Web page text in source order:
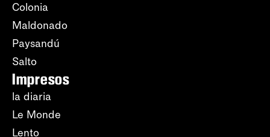
Colonia
Maldonado
Paysandú
Salto
Impresos
la diaria
Le Monde
Lento